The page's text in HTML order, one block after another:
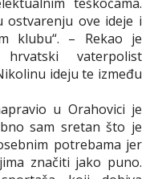
ostvarenju ove ideje i
klubu“. – Rekao je
hrvatski vaterpolist
ideju te između
u Orahovici je
sam sretan što je
potrebama jer
značiti jako puno.